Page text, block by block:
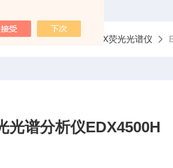
首页 产品中心 X荧光光谱仪
光谱分析仪EDX4500H